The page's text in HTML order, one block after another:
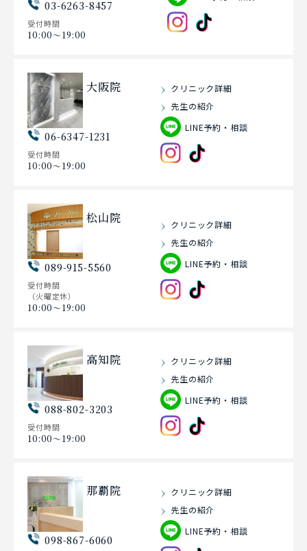
03-6263-8457
受付時間
10:00〜19:00
大阪院
06-6347-1231
受付時間
10:00〜19:00
クリニック詳細
先生の紹介
LINE予約・相談
松山院
089-915-5560
受付時間
（火曜定休）
10:00〜19:00
クリニック詳細
先生の紹介
LINE予約・相談
高知院
088-802-3203
受付時間
10:00〜19:00
クリニック詳細
先生の紹介
LINE予約・相談
那覇院
098-867-6060
クリニック詳細
先生の紹介
LINE予約・相談